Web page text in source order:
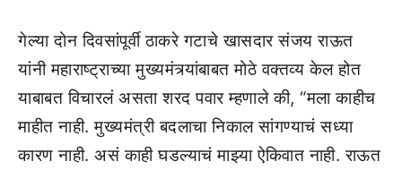
गेल्या दोन दिवसांपूर्वी ठाकरे गटाचे खासदार संजय राऊत
यांनी महाराष्ट्राच्या मुख्यमंत्र्यांबाबत मोठे वक्तव्य केल होत
याबाबत विचारलं असता शरद पवार म्हणाले की, “मला काहीच
माहीत नाही. मुख्यमंत्री बदलाचा निकाल सांगण्याचं सध्या
कारण नाही. असं काही घडल्याचं माझ्या ऐकिवात नाही. राऊत